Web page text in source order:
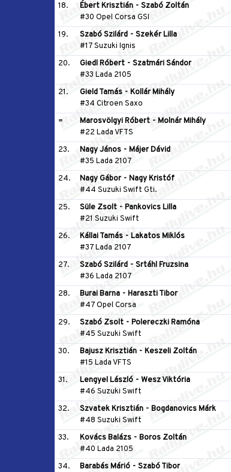
18.
Ébert Krisztián - Szabó Zoltán
#30 Opel Corsa GSI
19.
Szabó Szilárd - Szekér Lilla
#17 Suzuki Ignis
20.
Giedl Róbert - Szatmári Sándor
#33 Lada 2105
21.
Gield Tamás - Kollár Mihály
#34 Citroen Saxo
=
Marosvölgyi Róbert - Molnár Mihály
#22 Lada VFTS
23.
Nagy János - Májer Dávid
#35 Lada 2107
24.
Nagy Gábor - Nagy Kristóf
#44 Suzuki Swift Gti.
25.
Süle Zsolt - Pankovics Lilla
#21 Suzuki Swift
26.
Kállai Tamás - Lakatos Miklós
#37 Lada 2107
27.
Szabó Szilárd - Srtáhl Fruzsina
#36 Lada 2107
28.
Burai Barna - Haraszti Tibor
#47 Opel Corsa
29.
Szabó Zsolt - Polereczki Ramóna
#45 Suzuki Swift
30.
Bajusz Krisztián - Keszeli Zoltán
#15 Lada VFTS
31.
Lengyel László - Wesz Viktória
#46 Suzuki Swift
32.
Szvatek Krisztián - Bogdanovics Márk
#48 Suzuki Swift
33.
Kovács Balázs - Boros Zoltán
#40 Lada 2105
34.
Barabás Márió - Szabó Tibor